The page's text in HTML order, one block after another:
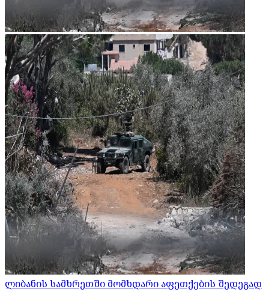
ლიბანის სამხრეთში მომხდარი აფეთქების შედეგად